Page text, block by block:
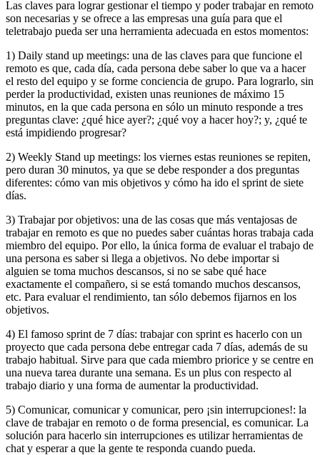
Las claves para lograr gestionar el tiempo y poder trabajar en remoto
son necesarias y se ofrece a las empresas una guía para que el
teletrabajo pueda ser una herramienta adecuada en estos momentos:
1) Daily stand up meetings: una de las claves para que funcione el
remoto es que, cada día, cada persona debe saber lo que va a hacer
el resto del equipo y se forme conciencia de grupo. Para lograrlo, sin
perder la productividad, existen unas reuniones de máximo 15
minutos, en la que cada persona en sólo un minuto responde a tres
preguntas clave: ¿qué hice ayer?; ¿qué voy a hacer hoy?; y, ¿qué te
está impidiendo progresar?
2) Weekly Stand up meetings: los viernes estas reuniones se repiten,
pero duran 30 minutos, ya que se debe responder a dos preguntas
diferentes: cómo van mis objetivos y cómo ha ido el sprint de siete
días.
3) Trabajar por objetivos: una de las cosas que más ventajosas de
trabajar en remoto es que no puedes saber cuántas horas trabaja cada
miembro del equipo. Por ello, la única forma de evaluar el trabajo de
una persona es saber si llega a objetivos. No debe importar si
alguien se toma muchos descansos, si no se sabe qué hace
exactamente el compañero, si se está tomando muchos descansos,
etc. Para evaluar el rendimiento, tan sólo debemos fijarnos en los
objetivos.
4) El famoso sprint de 7 días: trabajar con sprint es hacerlo con un
proyecto que cada persona debe entregar cada 7 días, además de su
trabajo habitual. Sirve para que cada miembro priorice y se centre en
una nueva tarea durante una semana. Es un plus con respecto al
trabajo diario y una forma de aumentar la productividad.
5) Comunicar, comunicar y comunicar, pero ¡sin interrupciones!: la
clave de trabajar en remoto o de forma presencial, es comunicar. La
solución para hacerlo sin interrupciones es utilizar herramientas de
chat y esperar a que la gente te responda cuando pueda.